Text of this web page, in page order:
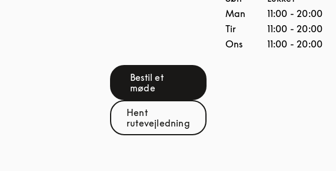
Bestil et
møde
Link Opens in New Tab
Hent
rutevejledningLink Opens in New Tab
Man
11:00 -20:00
Tir
11:00 -20:00
Ons
11:00 -20:00